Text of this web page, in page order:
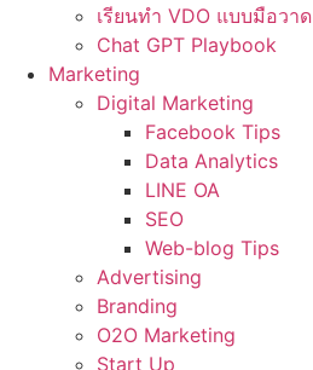
เรียนทำ VDO แบบมือวาด
Chat GPT Playbook
Marketing
Digital Marketing
Facebook Tips
Data Analytics
LINE OA
SEO
Web-blog Tips
Advertising
Branding
O2O Marketing
Start Up